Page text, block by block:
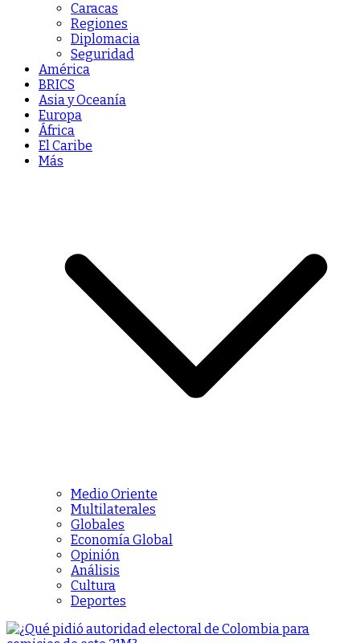
Caracas
Regiones
Diplomacia
Seguridad
América
BRICS
Asia y Oceanía
Europa
África
El Caribe
Más
Medio Oriente
Multilaterales
Globales
Economía Global
Opinión
Análisis
Cultura
Deportes